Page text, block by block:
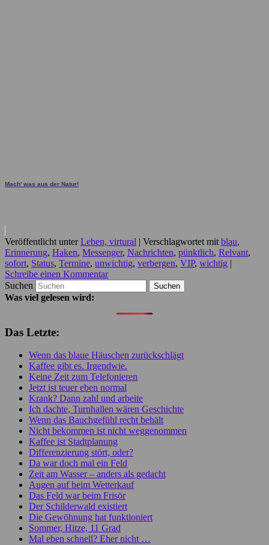
Mach' was aus der Natur!
Veröffentlicht unter Leben, virtural | Verschlagwortet mit blau,
Erinnerung, Haken, Messenger, Nachrichten, pünktlich, Relvant,
sofort, Status, Termine, unwichtig, verbergen, VIP, wichtig |
Schreibe einen Kommentar
Suchen
Was viel gelesen wird:
Das Letzte:
Wenn das blaue Häuschen zurückschlägt
Kaffee gibt es. Irgendwie.
Keine Zeit zum Telefonieren
Jetzt ist teuer eben normal
Krank? Dann zahl und arbeite
Ich dachte, Turnhallen wären Geschichte
Wenn das Bauchgefühl recht behält
Nicht bekommen ist nicht weggenommen
Kaffee ist Stadtplanung
Differenzierung stört, oder?
Da war doch mal ein Feld
Zeit am Wasser – anders als gedacht
Augen auf beim Wetterkauf
Das Feld war beim Frisör
Der Schilderwald existiert
Die Gewöhnung hat funktioniert
Sommer, Hitze, 11 Grad
Mal eben schnell? Eher nicht …